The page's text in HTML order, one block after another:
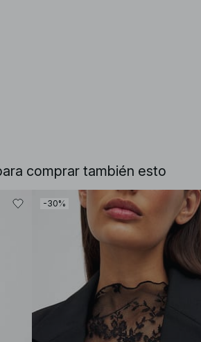
comprar también esto
-30%